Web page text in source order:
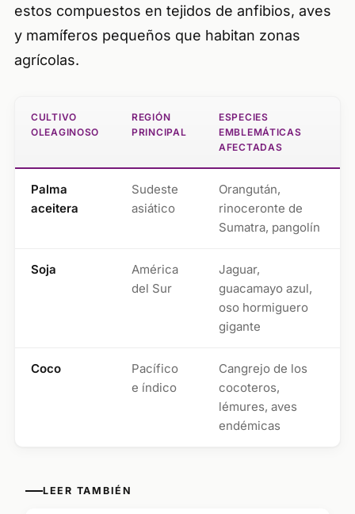
estos compuestos en tejidos de anfibios, aves
y mamíferos pequeños que habitan zonas
agrícolas.
CULTIVO
OLEAGINOSO
REGIÓN
PRINCIPAL
ESPECIES
EMBLEMÁTICAS
AFECTADAS
Palma
aceitera
Sudeste
asiático
Orangután,
rinoceronte de
Sumatra, pangolín
Soja
América
del Sur
Jaguar,
guacamayo azul,
oso hormiguero
gigante
Coco
Pacífico
e índico
Cangrejo de los
cocoteros,
lémures, aves
endémicas
LEER TAMBIÉN